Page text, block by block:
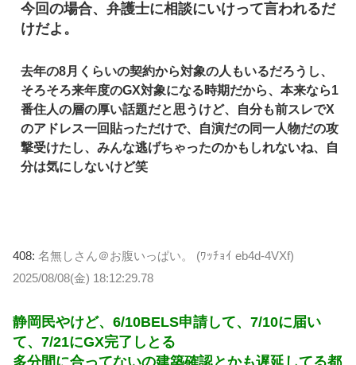
今回の場合、弁護士に相談にいけって言われるだ
けだよ。
去年の8月くらいの契約から対象の人もいるだろうし、
そろそろ来年度のGX対象になる時期だから、本来なら1
番住人の層の厚い話題だと思うけど、自分も前スレでX
のアドレス一回貼っただけで、自演だの同一人物だの攻
撃受けたし、みんな逃げちゃったのかもしれないね、自
分は気にしないけど笑
408: 名無しさん＠お腹いっぱい。 (ﾜｯﾁｮｲ eb4d-4VXf)
2025/08/08(金) 18:12:29.78
静岡民やけど、6/10BELS申請して、7/10に届い
て、7/21にGX完了しとる
多分間に合ってないの建築確認とかも遅延してる都